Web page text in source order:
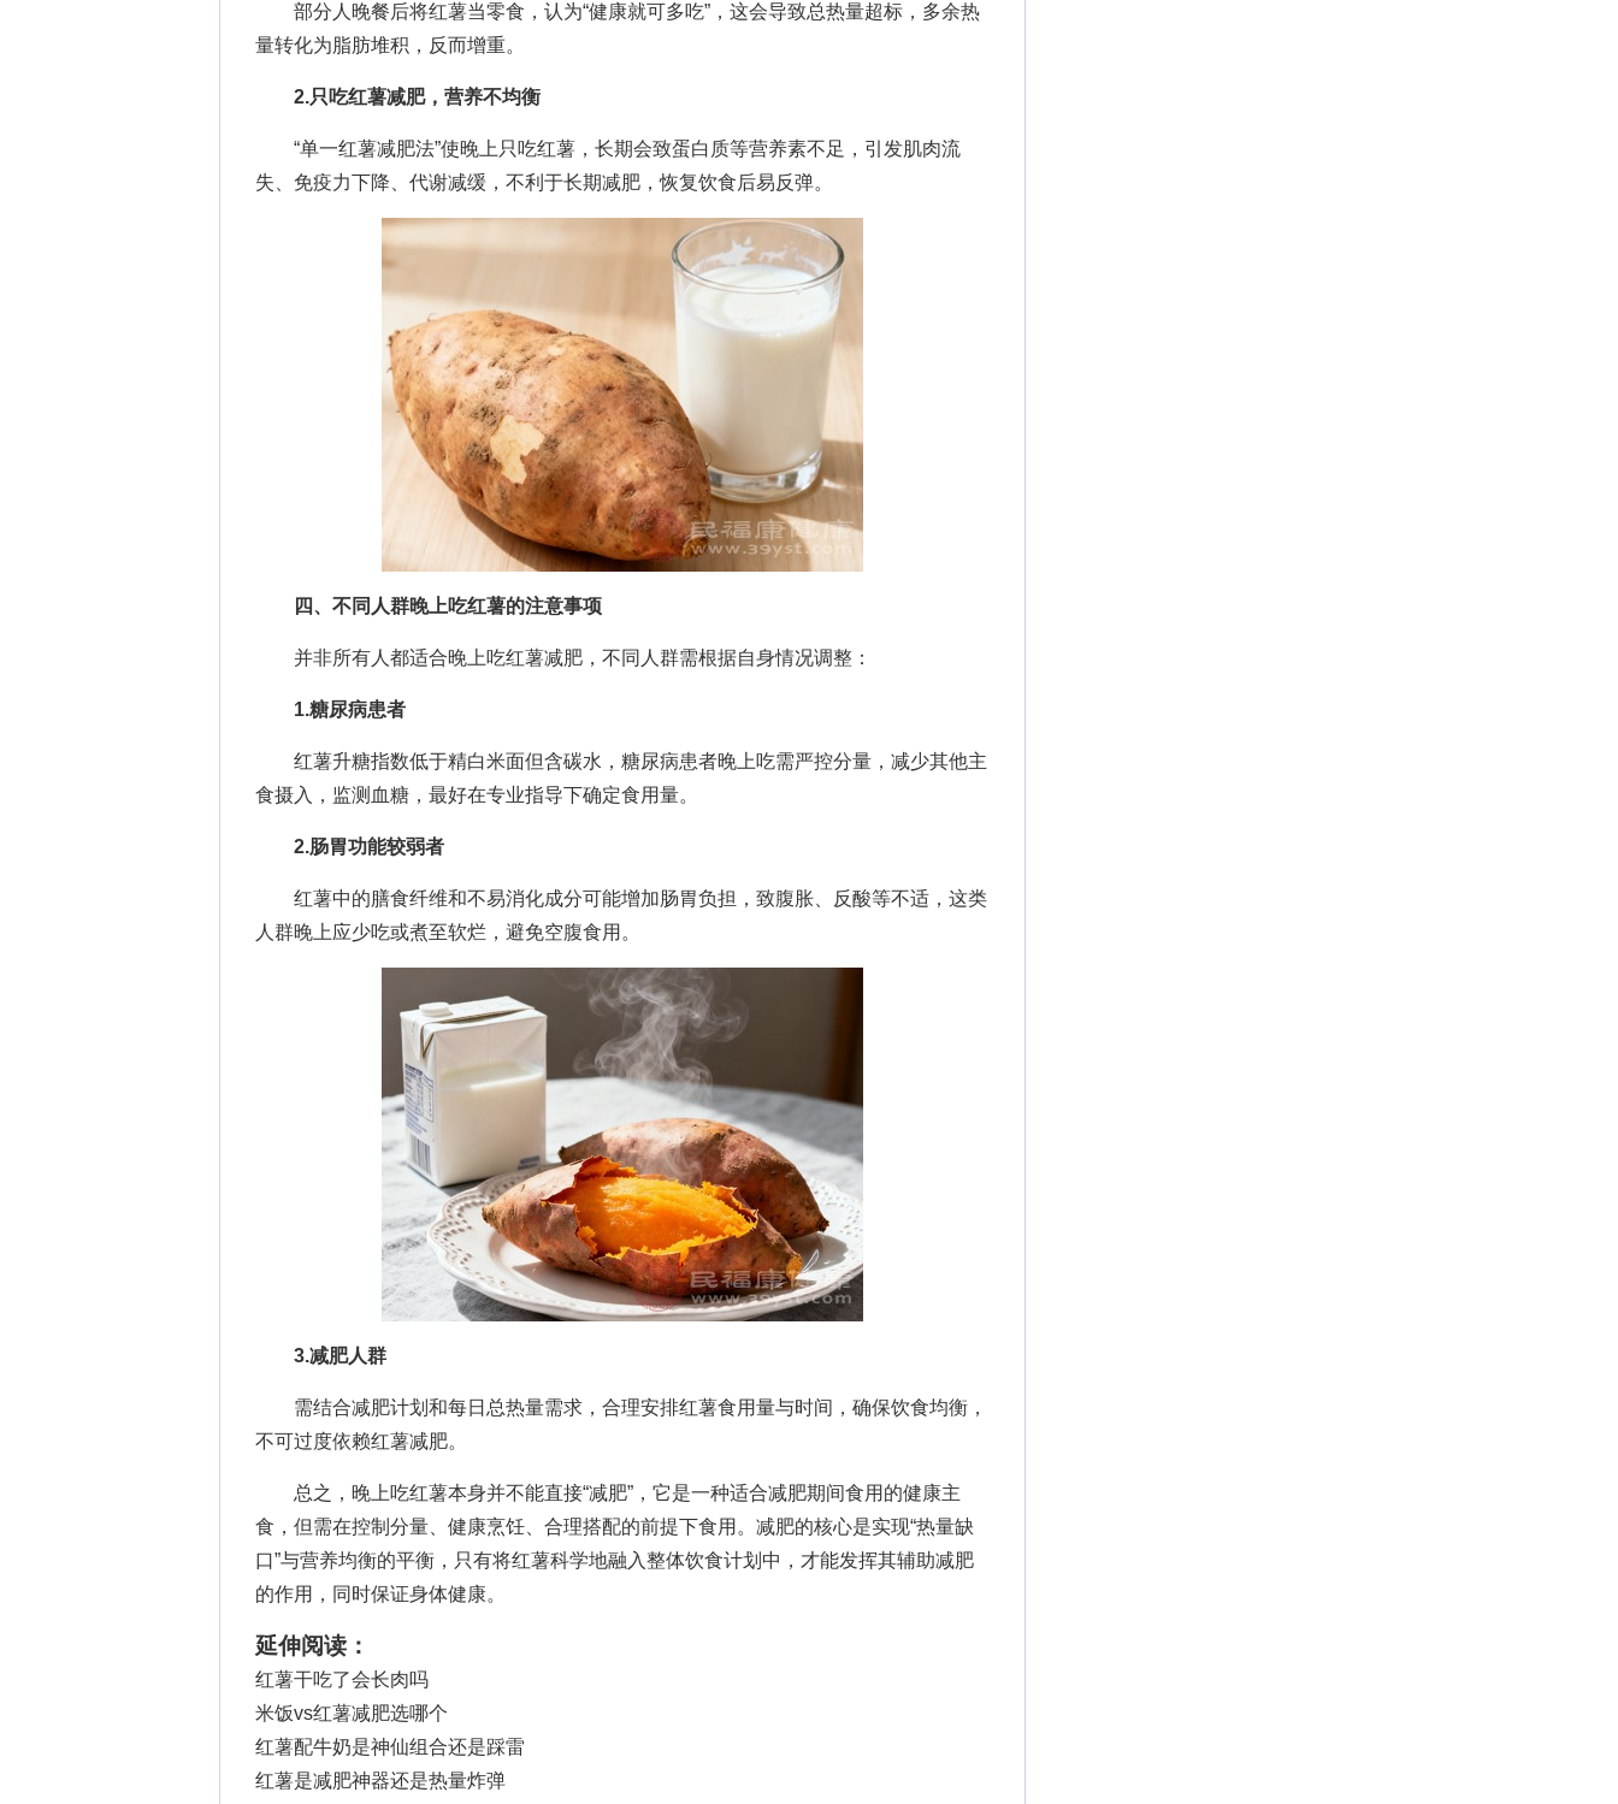
部分人晚餐后将红薯当零食，认为“健康就可多吃”，这会导致总热量超标，多余热
量转化为脂肪堆积，反而增重。
2.只吃红薯减肥，营养不均衡
“单一红薯减肥法”使晚上只吃红薯，长期会致蛋白质等营养素不足，引发肌肉流
失、免疫力下降、代谢减缓，不利于长期减肥，恢复饮食后易反弹。
四、不同人群晚上吃红薯的注意事项
并非所有人都适合晚上吃红薯减肥，不同人群需根据自身情况调整：
1.糖尿病患者
红薯升糖指数低于精白米面但含碳水，糖尿病患者晚上吃需严控分量，减少其他主
食摄入，监测血糖，最好在专业指导下确定食用量。
2.肠胃功能较弱者
红薯中的膳食纤维和不易消化成分可能增加肠胃负担，致腹胀、反酸等不适，这类
人群晚上应少吃或煮至软烂，避免空腹食用。
3.减肥人群
需结合减肥计划和每日总热量需求，合理安排红薯食用量与时间，确保饮食均衡，
不可过度依赖红薯减肥。
总之，晚上吃红薯本身并不能直接“减肥”，它是一种适合减肥期间食用的健康主
食，但需在控制分量、健康烹饪、合理搭配的前提下食用。减肥的核心是实现“热量缺
口”与营养均衡的平衡，只有将红薯科学地融入整体饮食计划中，才能发挥其辅助减肥
的作用，同时保证身体健康。
延伸阅读：
红薯干吃了会长肉吗
米饭vs红薯减肥选哪个
红薯配牛奶是神仙组合还是踩雷
红薯是减肥神器还是热量炸弹